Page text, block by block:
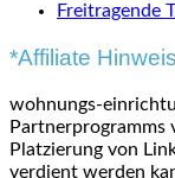
Freitragende
*Affiliate
wohnungs-
Partnerprogramms
Platzierung von
verdient werden